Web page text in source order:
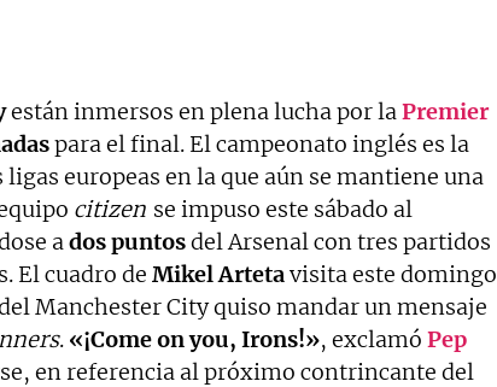
están inmersos en plena lucha por laPremier
para el final. El campeonato inglés es la
europeas en la que aún se mantiene una
citizen se impuso este sábado al
ados puntosdel Arsenal con tres partidos
El cuadro de Mikel Artetavisita este domingo
Manchester City quiso mandar un mensaje
. «¡Come on you, Irons!», exclamó Pep
en referencia al próximo contrincante del